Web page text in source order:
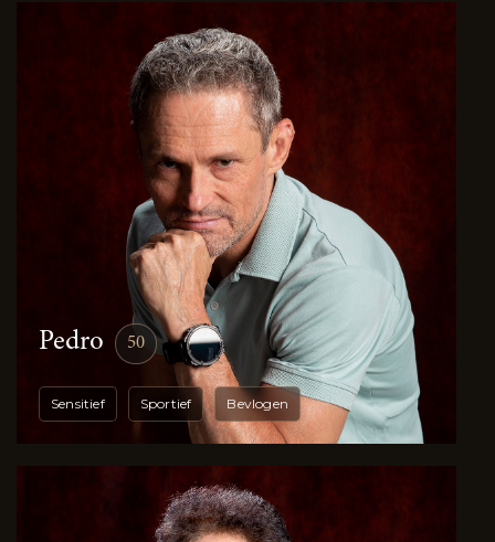
Pedro 50
Sensitief Sportief Bevlogen